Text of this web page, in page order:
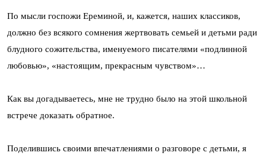
По мысли госпожи Ереминой, и, кажется, наших классиков,
должно без всякого сомнения жертвовать семьей и детьми ради
блудного сожительства, именуемого писателями «подлинной
любовью», «настоящим, прекрасным чувством»…
Как вы догадываетесь, мне не трудно было на этой школьной
встрече доказать обратное.
Поделившись своими впечатлениями о разговоре с детьми, я